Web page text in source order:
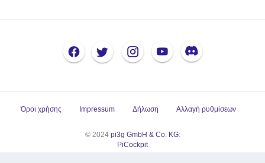
Όροι χρήσης Impressum Δήλωση Αλλαγή ρυθμίσεων
© 2024 pi3g GmbH & Co. KG:
PiCockpit